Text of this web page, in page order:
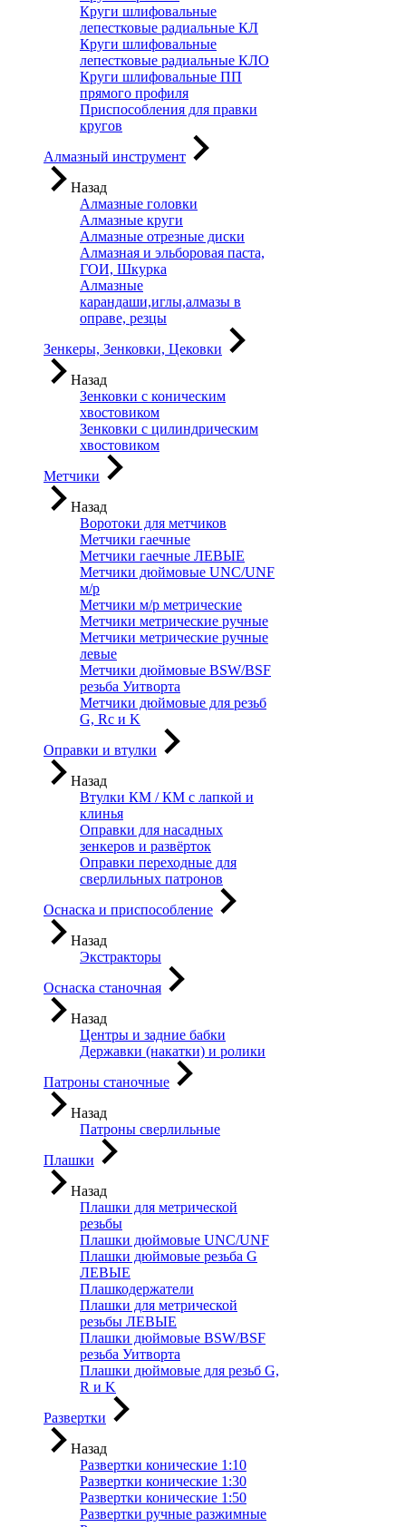
Круги шлифовальные
лепестковые радиальные КЛ
Круги шлифовальные
лепестковые радиальные КЛО
Круги шлифовальные ПП
прямого профиля
Приспособления для правки
кругов
Алмазный инструмент
Назад
Алмазные головки
Алмазные круги
Алмазные отрезные диски
Алмазная и эльборовая паста,
ГОИ, Шкурка
Алмазные
карандаши,иглы,алмазы в
оправе, резцы
Зенкеры, Зенковки, Цековки
Назад
Зенковки с коническим
хвостовиком
Зенковки с цилиндрическим
хвостовиком
Метчики
Назад
Воротоки для метчиков
Метчики гаечные
Метчики гаечные ЛЕВЫЕ
Метчики дюймовые UNC/UNF
м/р
Метчики м/р метрические
Метчики метрические ручные
Метчики метрические ручные
левые
Метчики дюймовые BSW/BSF
резьба Уитворта
Метчики дюймовые для резьб
G, Rc и K
Оправки и втулки
Назад
Втулки КМ / КМ с лапкой и
клинья
Оправки для насадных
зенкеров и развёрток
Оправки переходные для
сверлильных патронов
Оснаска и приспособление
Назад
Экстракторы
Оснаска станочная
Назад
Центры и задние бабки
Державки (накатки) и ролики
Патроны станочные
Назад
Патроны сверлильные
Плашки
Назад
Плашки для метрической
резьбы
Плашки дюймовые UNC/UNF
Плашки дюймовые резьба G
ЛЕВЫЕ
Плашкодержатели
Плашки для метрической
резьбы ЛЕВЫЕ
Плашки дюймовые BSW/BSF
резьба Уитворта
Плашки дюймовые для резьб G,
R и K
Развертки
Назад
Развертки конические 1:10
Развертки конические 1:30
Развертки конические 1:50
Развертки ручные разжимные